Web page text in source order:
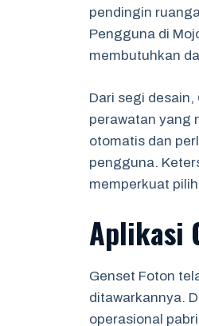
pendingin
Pengguna di
membutuhkan
Dari segi
perawatan yang
otomatis dan
pengguna.
memperkuat
Aplikasi
Genset Foton
ditawarkannya.
operasional